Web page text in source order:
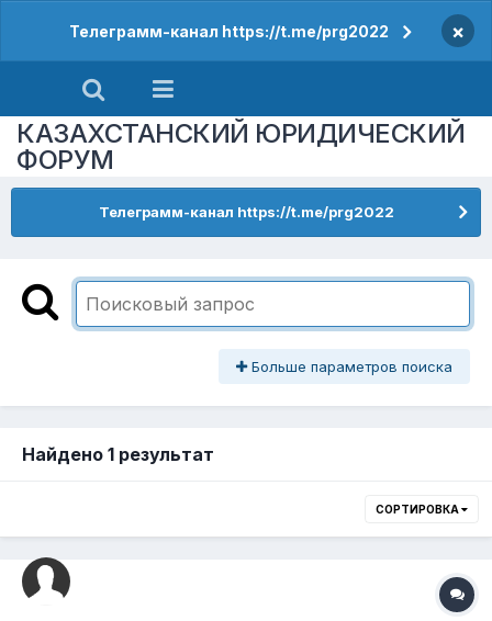
Телеграмм-канал https://t.me/prg2022 ×
КАЗАХСТАНСКИЙ ЮРИДИЧЕСКИЙ
ФОРУМ
Телеграмм-канал https://t.me/prg2022
Больше параметров поиска
Найдено 1 результат
СОРТИРОВКА